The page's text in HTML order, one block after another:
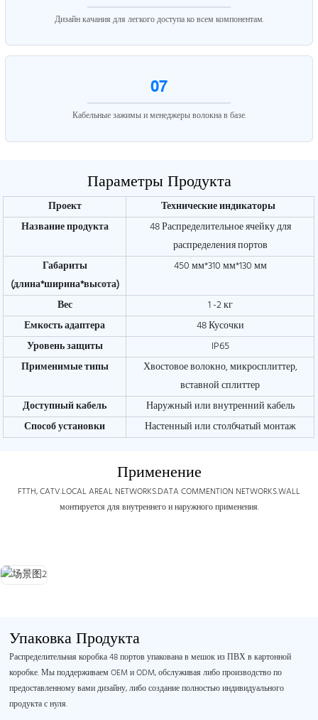
Дизайн качания для легкого доступа ко всем компонентам.
07
Кабельные зажимы и менеджеры волокна в базе.
Параметры Продукта
Проект
Технические индикаторы
Название продукта
48 Распределительное ячейку для
распределения портов
Габариты
(длина*ширина*высота)
450 мм*310 мм*130 мм
Вес
1 -2 кг
Емкость адаптера
48 Кусочки
Уровень защиты
IP65
Применимые типы
Хвостовое волокно, микросплиттер,
вставной сплиттер
Доступный кабель
Наружный или внутренний кабель
Способ установки
Настенный или столбчатый монтаж
Применение
FTTH, CATV.LOCAL AREAL NETWORKS.DATA COMMENTION NETWORKS.WALL
монтируется для внутреннего и наружного применения.
Упаковка Продукта
Распределительная коробка 48 портов упакована в мешок из ПВХ в картонной
коробке. Мы поддерживаем OEM и ODM, обслуживая либо производство по
предоставленному вами дизайну, либо создание полностью индивидуального
продукта с нуля.